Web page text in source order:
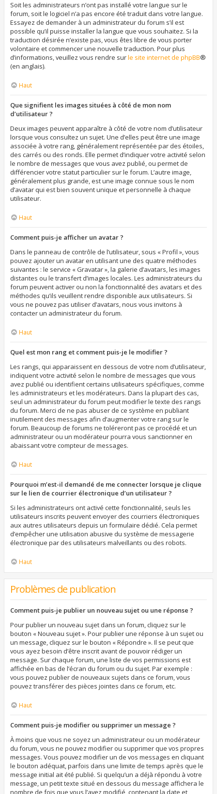
Soit les administrateurs n’ont pas installé votre langue sur le
forum, soit le logiciel n’a pas encore été traduit dans votre langue.
Essayez de demander à un administrateur du forum s’il est
possible qu’il puisse installer la langue que vous souhaitez. Si la
traduction désirée n’existe pas, vous êtes libre de vous porter
volontaire et commencer une nouvelle traduction. Pour plus
d’informations, veuillez vous rendre surle site internet de phpBB®
(en anglais).
Haut
Que signifient les images situées à côté de mon nom
d’utilisateur ?
Deux images peuvent apparaître à côté de votre nom d’utilisateur
lorsque vous consultez un sujet. Une d’elles peut être une image
associée à votre rang, généralement représentée par des étoiles,
des carrés ou des ronds. Elle permet d’indiquer votre activité selon
le nombre de messages que vous avez publié, ou permet de
différencier votre statut particulier sur le forum. L’autre image,
généralement plus grande, est une image connue sous le nom
d’avatar qui est bien souvent unique et personnelle à chaque
utilisateur.
Haut
Comment puis-je afficher un avatar ?
Dans le panneau de contrôle de l’utilisateur, sous « Profil », vous
pouvez ajouter un avatar en utilisant une des quatre méthodes
suivantes : le service « Gravatar », la galerie d’avatars, les images
distantes ou le transfert d’images locales. Les administrateurs du
forum peuvent activer ou non la fonctionnalité des avatars et des
méthodes qu’ils veuillent rendre disponible aux utilisateurs. Si
vous ne pouvez pas utiliser d’avatars, nous vous invitons à
contacter un administrateur du forum.
Haut
Quel est mon rang et comment puis-je le modifier ?
Les rangs, qui apparaissent en dessous de votre nom d’utilisateur,
indiquent votre activité selon le nombre de messages que vous
avez publié ou identifient certains utilisateurs spécifiques, comme
les administrateurs et les modérateurs. Dans la plupart des cas,
seul un administrateur du forum peut modifier le texte des rangs
du forum. Merci de ne pas abuser de ce système en publiant
inutilement des messages afin d’augmenter votre rang sur le
forum. Beaucoup de forums ne toléreront pas ce procédé et un
administrateur ou un modérateur pourra vous sanctionner en
abaissant votre compteur de messages.
Haut
Pourquoi m’est-il demandé de me connecter lorsque je clique
sur le lien de courrier électronique d’un utilisateur ?
Si les administrateurs ont activé cette fonctionnalité, seuls les
utilisateurs inscrits peuvent envoyer des courriers électroniques
aux autres utilisateurs depuis un formulaire dédié. Cela permet
d’empêcher une utilisation abusive du système de messagerie
électronique par des utilisateurs malveillants ou des robots.
Haut
Problèmes de publication
Comment puis-je publier un nouveau sujet ou une réponse ?
Pour publier un nouveau sujet dans un forum, cliquez sur le
bouton « Nouveau sujet ». Pour publier une réponse à un sujet ou
un message, cliquez sur le bouton « Répondre ». Il se peut que
vous ayez besoin d’être inscrit avant de pouvoir rédiger un
message. Sur chaque forum, une liste de vos permissions est
affichée en bas de l’écran du forum ou du sujet. Par exemple :
vous pouvez publier de nouveaux sujets dans ce forum, vous
pouvez transférer des pièces jointes dans ce forum, etc.
Haut
Comment puis-je modifier ou supprimer un message ?
À moins que vous ne soyez un administrateur ou un modérateur
du forum, vous ne pouvez modifier ou supprimer que vos propres
messages. Vous pouvez modifier un de vos messages en cliquant
le bouton adéquat, parfois dans une limite de temps après que le
message initial ait été publié. Si quelqu’un a déjà répondu à votre
message, un petit texte situé en dessous du message affichera le
nombre de fois que vous l’avez modifié, contenant la date et